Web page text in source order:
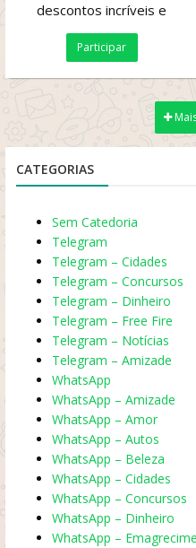
descontos incríveis e
ofertas imperdíveis! VAI,
CORINTHIANS!
Participar
CATEGORIAS
Sem Catedoria
Telegram
Telegram – Cidades
Telegram – Concursos
Telegram – Dinheiro
Telegram – Free Fire
Telegram – Notícias
Telegram – Amizade
WhatsApp
WhatsApp – Amizade
WhatsApp – Amor
WhatsApp – Autos
WhatsApp – Beleza
WhatsApp – Cidades
WhatsApp – Concursos
WhatsApp – Dinheiro
WhatsApp –